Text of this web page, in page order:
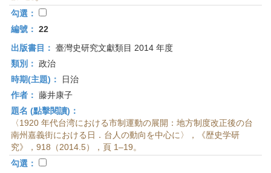
勾選：
編號： 22
出版書目： 臺灣史研究文獻類目 2014 年度
類別： 政治
時期(主題)：
日治
作者： 藤井康子
題名 (點擊閱讀)：
〈1920 年代台湾における市制運動の展開：地方制度改正後の台
南州嘉義街における日．台人の動向を中心に〉，《歴史学研
究》，918（2014.5），頁 1–19。
勾選：